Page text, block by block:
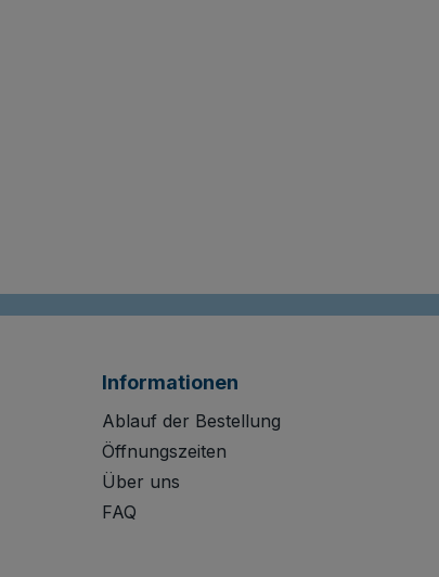
Informationen
Ablauf der Bestellung
Öffnungszeiten
Über uns
FAQ